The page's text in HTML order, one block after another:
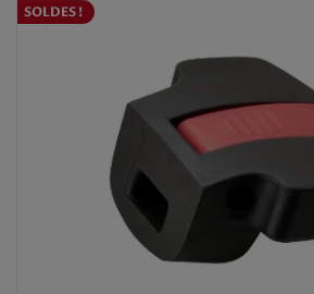
SOLDES !